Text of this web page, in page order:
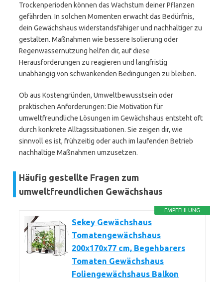
Trockenperioden können das Wachstum deiner Pflanzen
gefährden. In solchen Momenten erwacht das Bedürfnis,
dein Gewächshaus widerstandsfähiger und nachhaltiger zu
gestalten. Maßnahmen wie bessere Isolierung oder
Regenwassernutzung helfen dir, auf diese
Herausforderungen zu reagieren und langfristig
unabhängig von schwankenden Bedingungen zu bleiben.
Ob aus Kostengründen, Umweltbewusstsein oder
praktischen Anforderungen: Die Motivation für
umweltfreundliche Lösungen im Gewächshaus entsteht oft
durch konkrete Alltagssituationen. Sie zeigen dir, wie
sinnvoll es ist, frühzeitig oder auch im laufenden Betrieb
nachhaltige Maßnahmen umzusetzen.
Häufig gestellte Fragen zum
umweltfreundlichen Gewächshaus
EMPFEHLUNG
Sekey Gewächshaus
Tomatengewächshaus
200x170x77 cm, Begehbarers
Tomaten Gewächshaus
Foliengewächshaus Balkon